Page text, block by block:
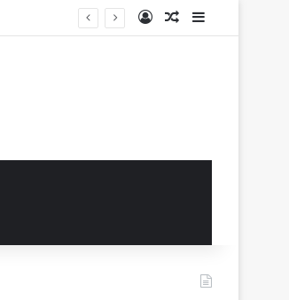
Log InRandom Article
Sidebar